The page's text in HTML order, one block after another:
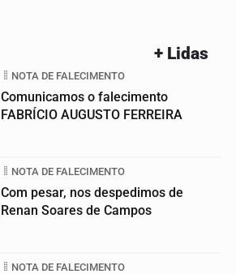
+ Lidas
NOTA DE FALECIMENTO
Comunicamos o falecimento
FABRÍCIO AUGUSTO FERREIRA
NOTA DE FALECIMENTO
Com pesar, nos despedimos de
Renan Soares de Campos
NOTA DE FALECIMENTO